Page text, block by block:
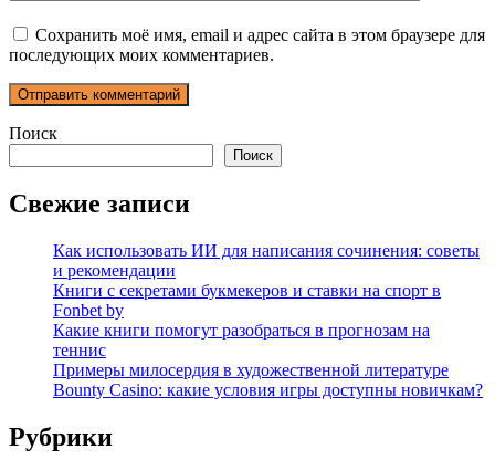
Сохранить моё имя, email и адрес сайта в этом браузере для
последующих моих комментариев.
Поиск
Поиск
Свежие записи
Как использовать ИИ для написания сочинения: советы
и рекомендации
Книги с секретами букмекеров и ставки на спорт в
Fonbet by
Какие книги помогут разобраться в прогнозам на
теннис
Примеры милосердия в художественной литературе
Bounty Casino: какие условия игры доступны новичкам?
Рубрики